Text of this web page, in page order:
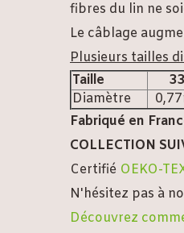
fibres du lin ne
Le câblage
Plusieurs tailles
Taille
Diamètre
Fabriqué en
COLLECTION
Certifié OEKO-
N'hésitez pas à
Découvrez